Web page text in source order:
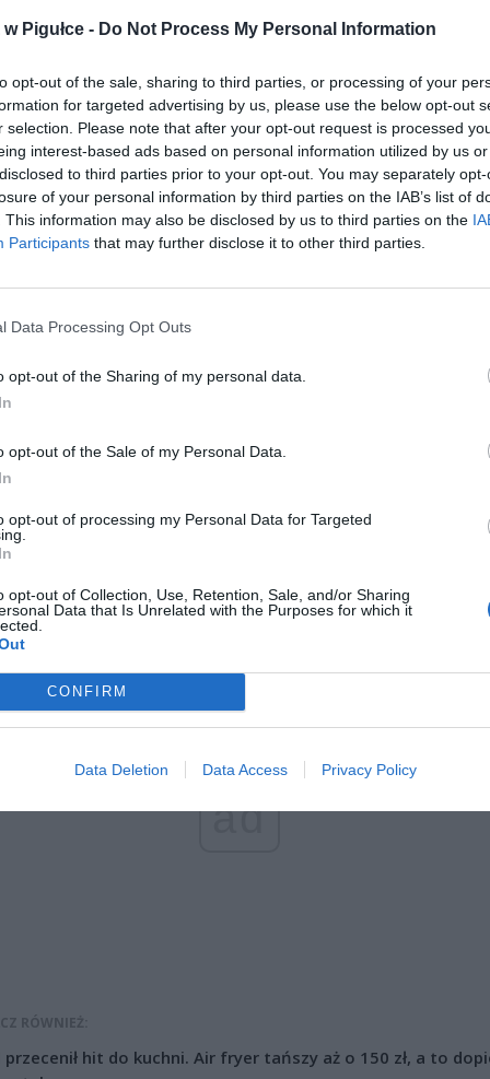
Pigułce - Do Not Process My Personal Information
opt-out of the sale, sharing to third parties, or processing of your
for targeted advertising by us, please use the below opt-out
selection. Please note that after your opt-out request is processed
interest-based ads based on personal information utilized by us
to third parties prior to your opt-out. You may separately
of your personal information by third parties on the IAB’s list of
This information may also be disclosed by us to third parties on the
Participants that may further disclose it to other third parties.
Data Processing Opt Outs
opt-out of the Sharing of my personal data.
opt-out of the Sale of my Personal Data.
opt-out of processing my Personal Data for Targeted
opt-out of Collection, Use, Retention, Sale, and/or Sharing
Data that Is Unrelated with the Purposes for which it
CONFIRM
Data Deletion Data Access Privacy Policy
nas do preferowanych źródeł w Google
kilka miesięcy temu poddał się operacji wszczepienia
zabiegu pojawiły się problemy z nogami. Za namową
poddał się badaniu na polineuropatię. Okazało się, że
ad
RÓWNIEŻ:
przecenił hit do kuchni. Air fryer tańszy aż o 150 zł, a to